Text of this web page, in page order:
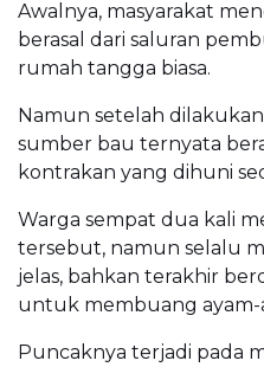
Awalnya, masyarakat
berasal dari saluran
rumah tangga biasa.
Namun setelah
sumber bau ternyata
kontrakan yang dihuni
Warga sempat dua kali
tersebut, namun selalu
jelas, bahkan terakhir
untuk membuang ayam-
Puncaknya terjadi pada